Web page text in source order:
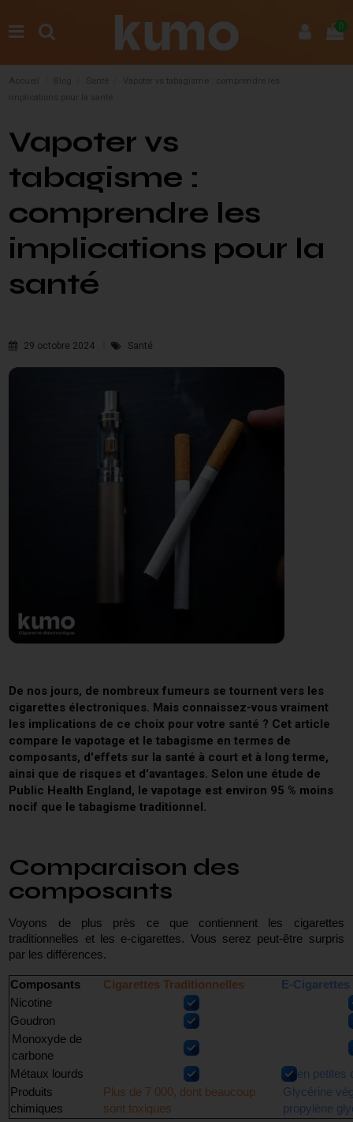
0
Vapoter vs
tabagisme :
comprendre les
implications pour la
santé
29 octobre 2024 Santé
De nos jours, de nombreux fumeurs se tournent vers les
cigarettes électroniques. Mais connaissez-vous vraiment
les implications de ce choix pour votre santé ? Cet article
compare le vapotage et le tabagisme en termes de
composants, d'effets sur la santé à court et à long terme,
ainsi que de risques et d'avantages. Selon une étude de
Public Health England, le vapotage est environ 95 % moins
nocif que le tabagisme traditionnel.
Comparaison des
composants
Voyons de plus près ce que contiennent les cigarettes
traditionnelles et les e-cigarettes. Vous serez peut-être surpris
par les différences.
Composants Cigarettes Traditionnelles
E-Cigarettes
Nicotine
Goudron
Monoxyde de
carbone
Métaux lourds
en petites
Produits
chimiques
Plus de 7 000, dont beaucoup
sont toxiques
Glycérine
propylène